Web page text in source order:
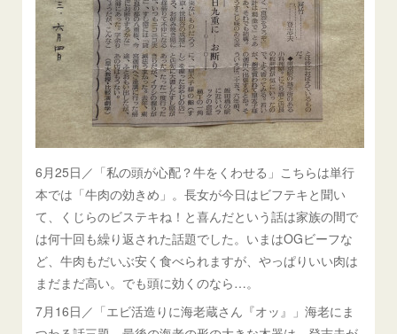
6月25日／「私の頭が心配？牛をくわせる」こちらは単行
本では「牛肉の効きめ」。長女が今日はビフテキと聞い
て、くじらのビステキね！と喜んだという話は家族の間で
は何十回も繰り返された話題でした。いまはOGビーフな
ど、牛肉もだいぶ安く食べられますが、やっぱりいい肉は
まだまだ高い。でも頭に効くのなら…。
7月16日／「エビ活造りに海老蔵さん『オッ』」海老にま